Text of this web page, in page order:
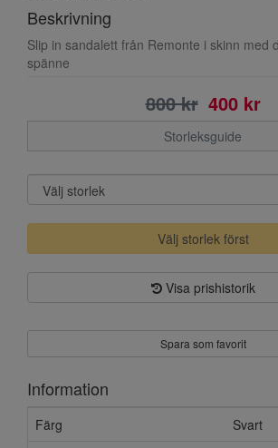
Beskrivning
Slip in sandalett från Remonte i skinn med
spänne
800 kr 400 kr
Storleksguide
Välj storlek först
Visa prishistorik
Spara som favorit
Information
Färg
Svart